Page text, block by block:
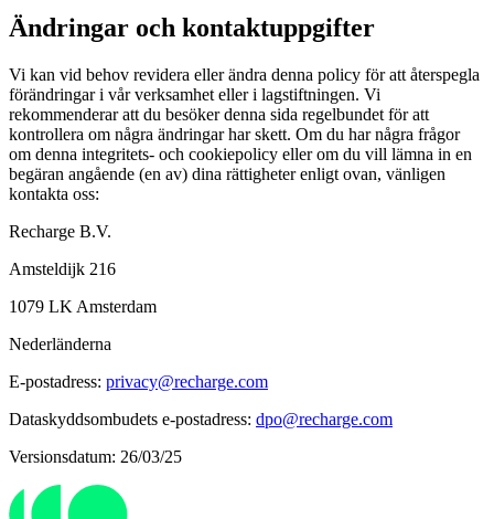
Ändringar och kontaktuppgifter
Vi kan vid behov revidera eller ändra denna policy för att återspegla
förändringar i vår verksamhet eller i lagstiftningen. Vi
rekommenderar att du besöker denna sida regelbundet för att
kontrollera om några ändringar har skett. Om du har några frågor
om denna integritets- och cookiepolicy eller om du vill lämna in en
begäran angående (en av) dina rättigheter enligt ovan, vänligen
kontakta oss:
Recharge B.V.
Amsteldijk 216
1079 LK Amsterdam
Nederländerna
E-postadress: privacy@recharge.com
Dataskyddsombudets e-postadress: dpo@recharge.com
Versionsdatum: 26/03/25